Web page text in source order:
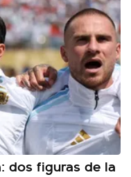
dos figuras de la